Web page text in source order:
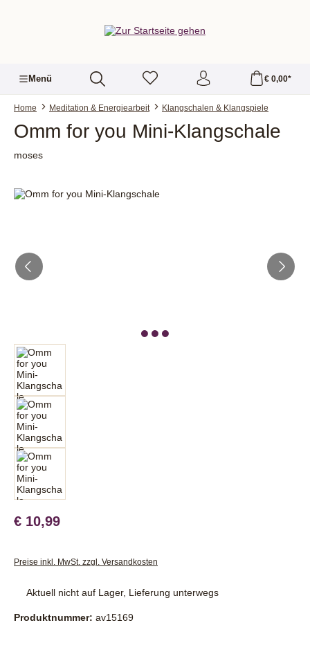
Menü € 0,00*
Home Meditation & Energiearbeit Klangschalen & Klangspiele
Omm for you Mini-Klangschale
moses
Bildergalerie überspringen
€ 10,99
Preise inkl. MwSt. zzgl. Versandkosten
Aktuell nicht auf Lager, Lieferung unterwegs
Produktnummer: av15169